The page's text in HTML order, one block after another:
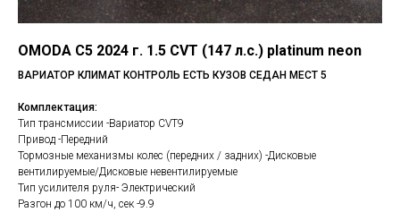
OMODA С5 2024 г. 1.5 CVT (147 л.с.) platinum neon
ВАРИАТОР КЛИМАТ КОНТРОЛЬ ЕСТЬ КУЗОВ СЕДАН МЕСТ 5
Комплектация:
Тип трансмиссии -Вариатор CVT9
Привод -Передний
Тормозные механизмы колес (передних / задних) -Дисковые
вентилируемые/Дисковые невентилируемые
Тип усилителя руля- Электрический
Разгон до 100 км/ч, сек -9.9